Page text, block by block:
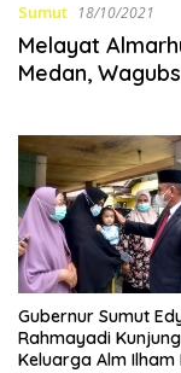
Sumut 18/10/2021
Melayat
Medan,
Gubernur Sumut
Rahmayadi
Keluarga Alm Ilham